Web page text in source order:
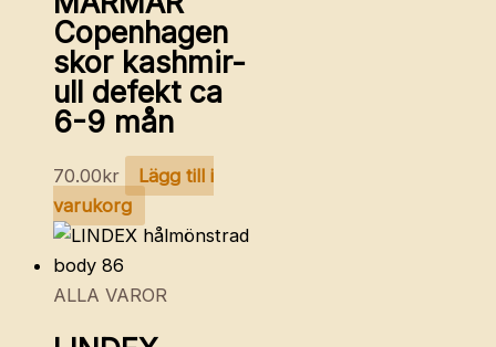
Copenhagen
skor kashmir-
ull defekt ca
6-9 mån
70.00kr
Lägg till i
varukorg
ALLA VAROR